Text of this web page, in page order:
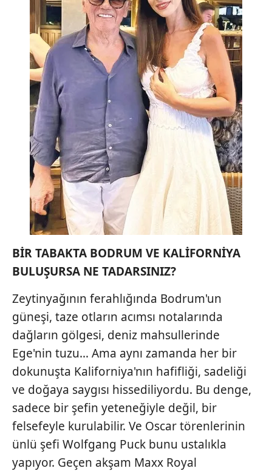
BİR TABAKTA BODRUM VE KALİFORNİYA
BULUŞURSA NE TADARSINIZ?
Zeytinyağının ferahlığında Bodrum'un
güneşi, taze otların acımsı notalarında
dağların gölgesi, deniz mahsullerinde
Ege'nin tuzu… Ama aynı zamanda her bir
dokunuşta Kaliforniya'nın hafifliği, sadeliği
ve doğaya saygısı hissediliyordu. Bu denge,
sadece bir şefin yeteneğiyle değil, bir
felsefeyle kurulabilir. Ve Oscar törenlerinin
ünlü şefi Wolfgang Puck bunu ustalıkla
yapıyor. Geçen akşam Maxx Royal